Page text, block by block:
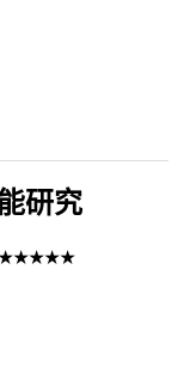
研究
★★★★★